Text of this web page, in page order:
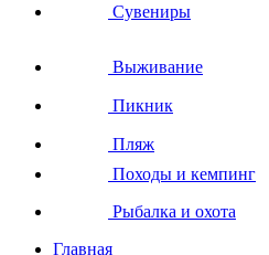
Сувениры
Выживание
Пикник
Пляж
Походы и кемпинг
Рыбалка и охота
Главная